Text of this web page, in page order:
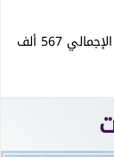
شباك تذاكر السينما السبت: الإجمالي 567 ألف